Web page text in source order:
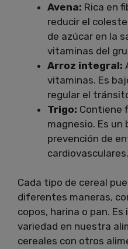
Avena: Rica en
reducir el
de azúcar en la
vitaminas del
Arroz integral:
vitaminas. Es
regular el
Trigo: Contiene
magnesio. Es un
prevención de
cardiovasculares.
Cada tipo de cereal
diferentes maneras,
copos, harina o pan.
variedad en nuestra
cereales con otros